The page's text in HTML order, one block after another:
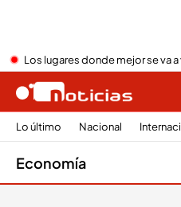
Los lugares donde mejor se va
Lo último Nacional
Economía